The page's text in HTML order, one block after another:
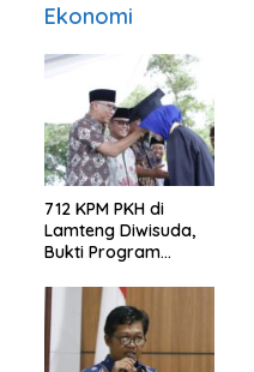
Ekonomi
712 KPM PKH di
Lamteng Diwisuda,
Bukti Program
Ekonomi Warga